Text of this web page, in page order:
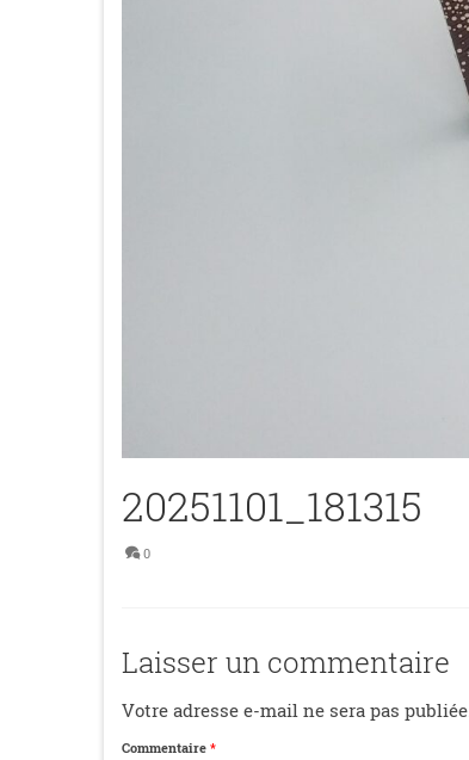
20251101_181315
0
Laisser un commentaire
Votre adresse e-mail ne sera pas publiée.
Commentaire *